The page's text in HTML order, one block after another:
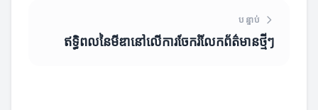
បន្ទាប់
ឥទ្ធិពលនៃមីឌានៅលើការចែករំលែកព័ត៌មានថ្មីៗ